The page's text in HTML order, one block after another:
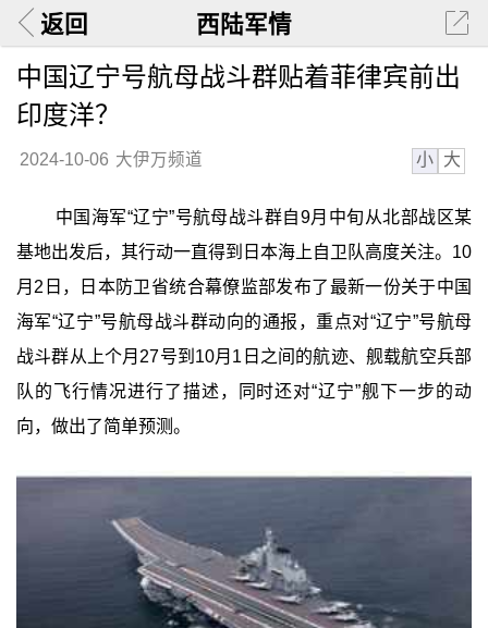
返回 西陆军情
中国辽宁号航母战斗群贴着菲律宾前出
印度洋？
2024-10-06 大伊万频道 小 大
中国海军“辽宁”号航母战斗群自9月中旬从北部战区某
基地出发后，其行动一直得到日本海上自卫队高度关注。10
月2日，日本防卫省统合幕僚监部发布了最新一份关于中国
海军“辽宁”号航母战斗群动向的通报，重点对“辽宁”号航母
战斗群从上个月27号到10月1日之间的航迹、舰载航空兵部
队的飞行情况进行了描述，同时还对“辽宁”舰下一步的动
向，做出了简单预测。